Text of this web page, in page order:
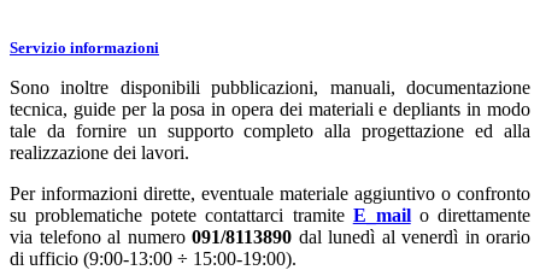
Servizio informazioni
Sono inoltre disponibili pubblicazioni, manuali, documentazione
tecnica, guide per la posa in opera dei materiali e depliants in modo
tale da fornire un supporto completo alla progettazione ed alla
realizzazione dei lavori.
Per informazioni dirette, eventuale materiale aggiuntivo o confronto
su problematiche potete contattarci tramite E_mailo direttamente
via telefono al numero 091/8113890 dal lunedì al venerdì in orario
di ufficio (9:00-13:00 ÷ 15:00-19:00).